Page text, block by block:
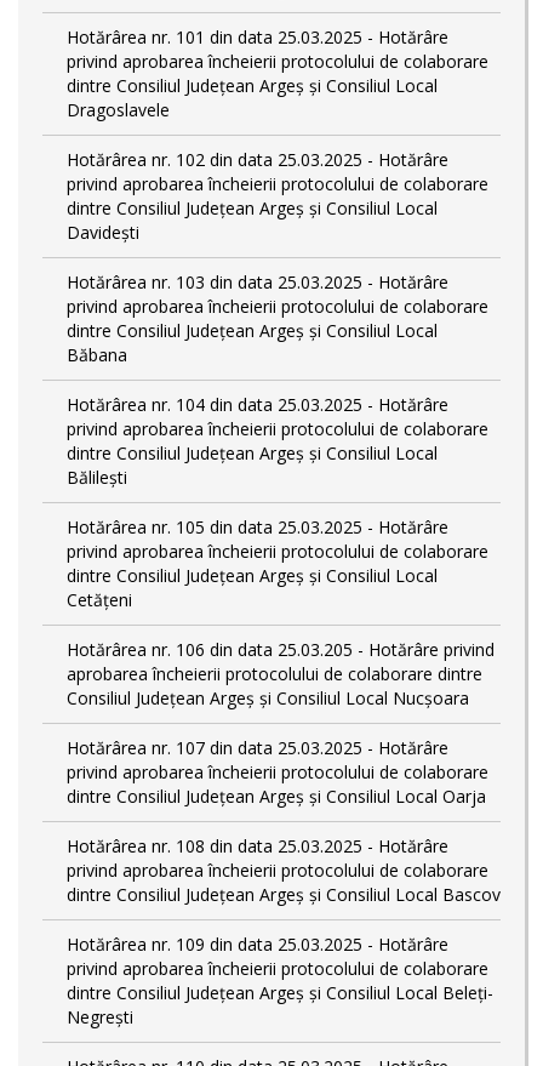
Hotărârea nr. 101 din data 25.03.2025 - Hotărâre
privind aprobarea încheierii protocolului de colaborare
dintre Consiliul Județean Argeș și Consiliul Local
Dragoslavele
Hotărârea nr. 102 din data 25.03.2025 - Hotărâre
privind aprobarea încheierii protocolului de colaborare
dintre Consiliul Județean Argeș și Consiliul Local
Davidești
Hotărârea nr. 103 din data 25.03.2025 - Hotărâre
privind aprobarea încheierii protocolului de colaborare
dintre Consiliul Județean Argeș și Consiliul Local
Băbana
Hotărârea nr. 104 din data 25.03.2025 - Hotărâre
privind aprobarea încheierii protocolului de colaborare
dintre Consiliul Județean Argeș și Consiliul Local
Bălilești
Hotărârea nr. 105 din data 25.03.2025 - Hotărâre
privind aprobarea încheierii protocolului de colaborare
dintre Consiliul Județean Argeș și Consiliul Local
Cetățeni
Hotărârea nr. 106 din data 25.03.205 - Hotărâre privind
aprobarea încheierii protocolului de colaborare dintre
Consiliul Județean Argeș și Consiliul Local Nucșoara
Hotărârea nr. 107 din data 25.03.2025 - Hotărâre
privind aprobarea încheierii protocolului de colaborare
dintre Consiliul Județean Argeș și Consiliul Local Oarja
Hotărârea nr. 108 din data 25.03.2025 - Hotărâre
privind aprobarea încheierii protocolului de colaborare
dintre Consiliul Județean Argeș și Consiliul Local Bascov
Hotărârea nr. 109 din data 25.03.2025 - Hotărâre
privind aprobarea încheierii protocolului de colaborare
dintre Consiliul Județean Argeș și Consiliul Local Beleți-
Negrești